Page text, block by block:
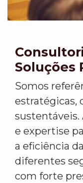
Soluções
Somos
estratégicas,
sustentáveis.
e expertise
a eficiência
diferentes
com forte